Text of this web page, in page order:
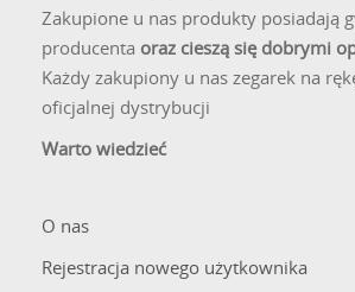
Zakupione u nas produkty posiadają
producenta oraz cieszą się dobrymi
Każdy zakupiony u nas zegarek na
oficjalnej dystrybucji
Warto wiedzieć
O nas
Rejestracja nowego użytkownika